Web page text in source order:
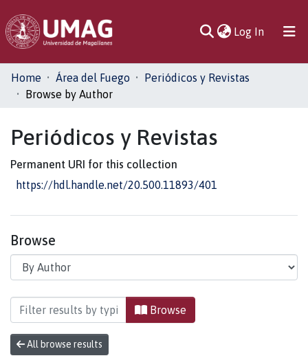
Log In(current)
Communities
& Collections
Home Área del Fuego
Periódicos y Revistas
Browse by Author
Periódicos y Revistas
Permanent URI for this collection
https://hdl.handle.net/20.500.11893/401
Browse
Browsing Periódicos y Revistas by Author
Browse
All browse results